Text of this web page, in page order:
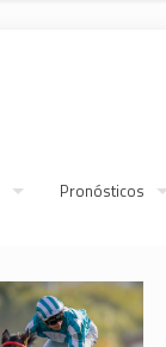
Pronósticos